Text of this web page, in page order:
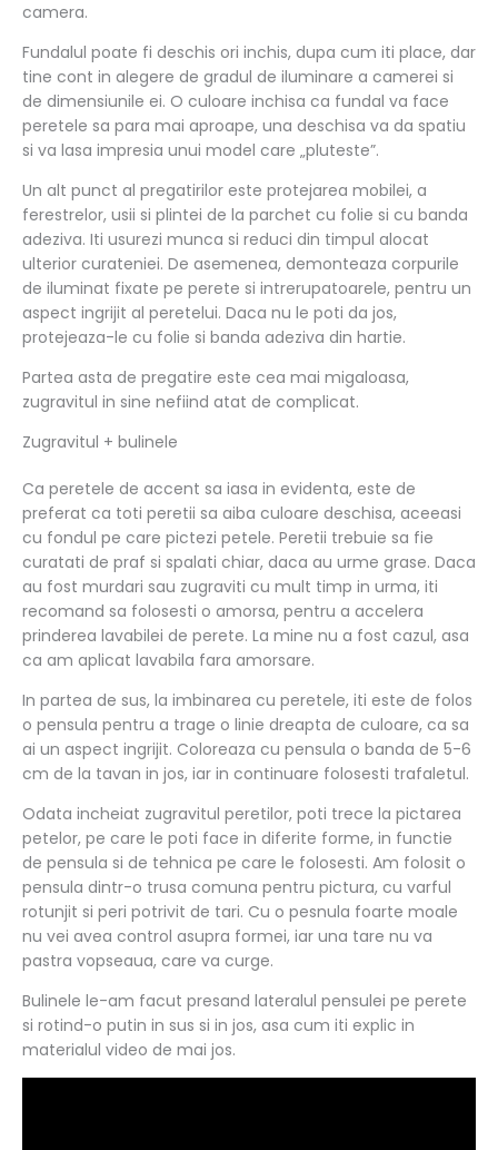
camera.
Fundalul poate fi deschis ori inchis, dupa cum iti place, dar
tine cont in alegere de gradul de iluminare a camerei si
de dimensiunile ei. O culoare inchisa ca fundal va face
peretele sa para mai aproape, una deschisa va da spatiu
si va lasa impresia unui model care „pluteste”.
Un alt punct al pregatirilor este protejarea mobilei, a
ferestrelor, usii si plintei de la parchet cu folie si cu banda
adeziva. Iti usurezi munca si reduci din timpul alocat
ulterior curateniei. De asemenea, demonteaza corpurile
de iluminat fixate pe perete si intrerupatoarele, pentru un
aspect ingrijit al peretelui. Daca nu le poti da jos,
protejeaza-le cu folie si banda adeziva din hartie.
Partea asta de pregatire este cea mai migaloasa,
zugravitul in sine nefiind atat de complicat.
Zugravitul + bulinele
Ca peretele de accent sa iasa in evidenta, este de
preferat ca toti peretii sa aiba culoare deschisa, aceeasi
cu fondul pe care pictezi petele. Peretii trebuie sa fie
curatati de praf si spalati chiar, daca au urme grase. Daca
au fost murdari sau zugraviti cu mult timp in urma, iti
recomand sa folosesti o amorsa, pentru a accelera
prinderea lavabilei de perete. La mine nu a fost cazul, asa
ca am aplicat lavabila fara amorsare.
In partea de sus, la imbinarea cu peretele, iti este de folos
o pensula pentru a trage o linie dreapta de culoare, ca sa
ai un aspect ingrijit. Coloreaza cu pensula o banda de 5-6
cm de la tavan in jos, iar in continuare folosesti trafaletul.
Odata incheiat zugravitul peretilor, poti trece la pictarea
petelor, pe care le poti face in diferite forme, in functie
de pensula si de tehnica pe care le folosesti. Am folosit o
pensula dintr-o trusa comuna pentru pictura, cu varful
rotunjit si peri potrivit de tari. Cu o pesnula foarte moale
nu vei avea control asupra formei, iar una tare nu va
pastra vopseaua, care va curge.
Bulinele le-am facut presand lateralul pensulei pe perete
si rotind-o putin in sus si in jos, asa cum iti explic in
materialul video de mai jos.